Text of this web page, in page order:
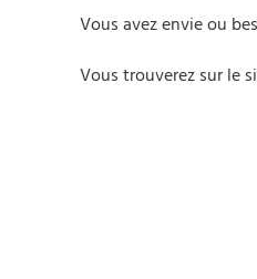
Vous avez envie ou
Vous trouverez sur le